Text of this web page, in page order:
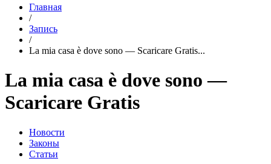
Главная
/
Запись
/
La mia casa è dove sono — Scaricare Gratis...
La mia casa è dove sono —
Scaricare Gratis
Новости
Законы
Статьи